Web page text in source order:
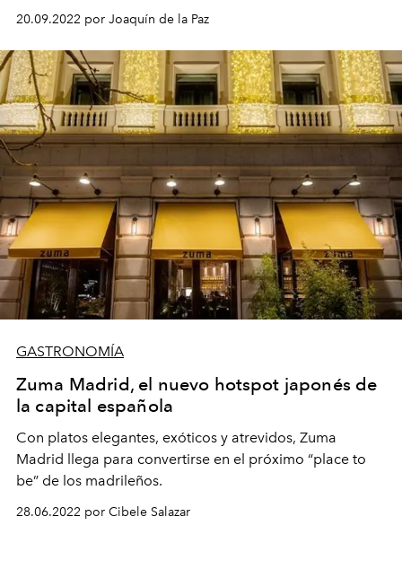
viaje multisensorial desde el momento en el que entran.
20.09.2022 por Joaquín de la Paz
GASTRONOMÍA
Zuma Madrid, el nuevo hotspot japonés de
la capital española
Con platos elegantes, exóticos y atrevidos, Zuma
Madrid llega para convertirse en el próximo “place to
be” de los madrileños.
28.06.2022 por Cibele Salazar